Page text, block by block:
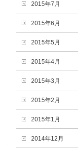
2015年7月
2015年6月
2015年5月
2015年4月
2015年3月
2015年2月
2015年1月
2014年12月